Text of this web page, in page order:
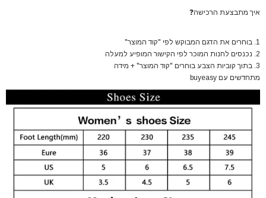
איך מתבצעת הרכישה❓
1. בוחרים את הדגם המבוקש לפי "קוד המוצר"
2. נכנסים לחנות המוכר לפי הקישור המופיע למעלה
3. בתוך קוביות הצבע בוחרים "קוד המוצר" + מידה
מתחדשים עם buyeasy